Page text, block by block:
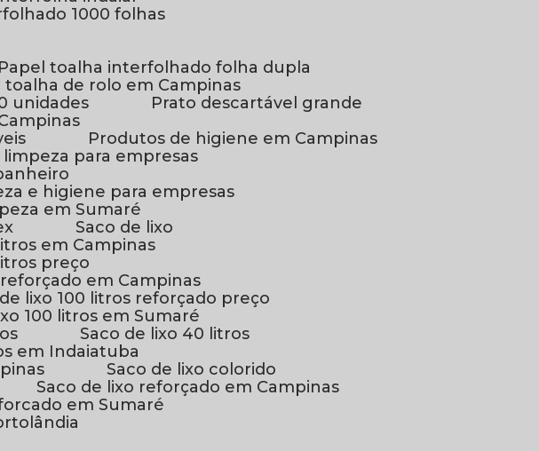
1000 folhas
Papel toalha interfolhado folha dupla
toalha de rolo em Campinas
unidades
Prato descartável grande
Produtos de higiene em Campinas
limpeza para empresas
e higiene para empresas
em Sumaré
Saco de lixo
em Campinas
preço
reforçado em Campinas
de lixo 100 litros reforçado preço
100 litros em Sumaré
Saco de lixo 40 litros
em Indaiatuba
Saco de lixo colorido
Saco de lixo reforçado em Campinas
em Sumaré